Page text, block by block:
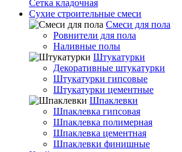
Сетка кладочная
Сухие строительные смеси
Смеси для пола
Ровнители для пола
Наливные полы
Штукатурки
Декоративные штукатурки
Штукатурки гипсовые
Штукатурки цементные
Шпаклевки
Шпаклевка гипсовая
Шпаклевка полимерная
Шпаклевка цементная
Шпаклевки финишные